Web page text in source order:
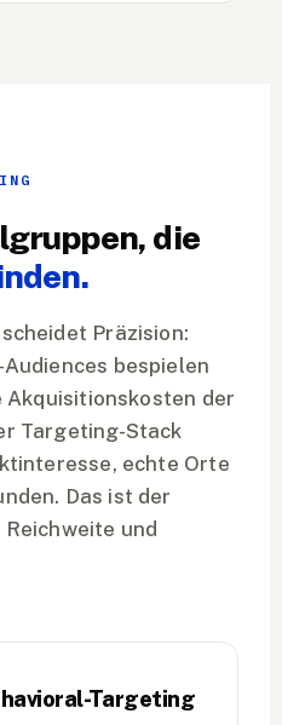
die
Präzision:
bespielen
der
Targeting-Stack
echte Orte
Das ist der
und
Targeting